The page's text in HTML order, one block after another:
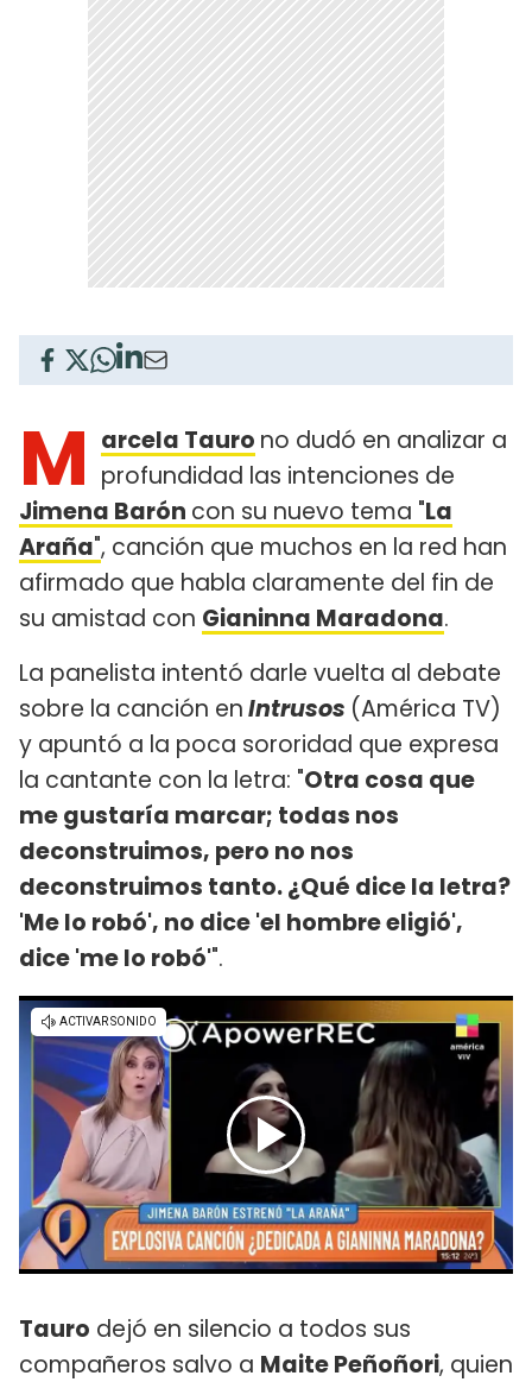
M arcela Tauro no dudó en analizar a
profundidad las intenciones de
Jimena Barón con su nuevo tema "La
Araña", canción que muchos en la red han
afirmado que habla claramente del fin de
su amistad con Gianinna Maradona.
La panelista intentó darle vuelta al debate
sobre la canción enIntrusos (América TV)
y apuntó a la poca sororidad que expresa
la cantante con la letra: "Otra cosa que
me gustaría marcar; todas nos
deconstruimos, pero no nos
deconstruimos tanto. ¿Qué dice la letra?
'Me lo robó', no dice 'el hombre eligió',
dice 'me lo robó'".
Tauro dejó en silencio a todos sus
compañeros salvo a Maite Peñoñori, quien